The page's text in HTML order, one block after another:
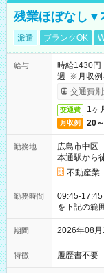
残業ほぼなし▼
派遣 ブランクOK
給与
時給1430
週 ※月収例
ービス利用
交通費
交通費 1ヶ
月収例 20
勤務地
広島市中区
本通駅から
不動産業
勤務時間
09:45-17:45
を下記の範
09:45～
07:45
期間 2026年08
特徴 履歴書不要